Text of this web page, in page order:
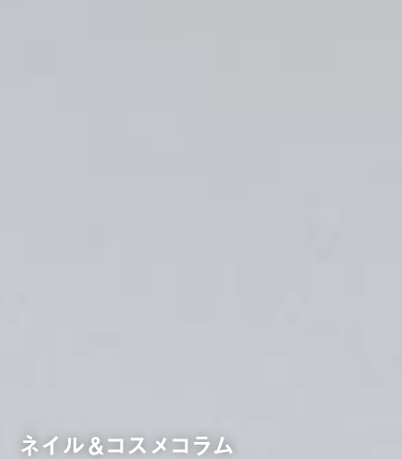
ネイル＆コスメコラム